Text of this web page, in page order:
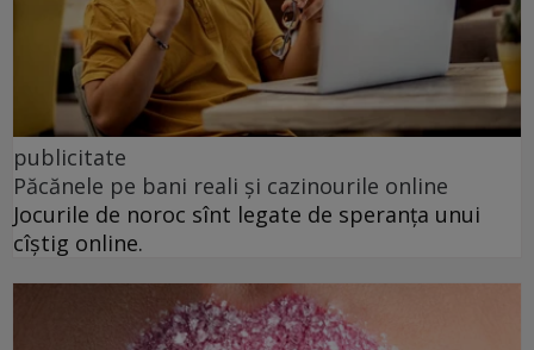
publicitate
Păcănele pe bani reali și cazinourile online
Jocurile de noroc sînt legate de speranța unui
cîștig online.